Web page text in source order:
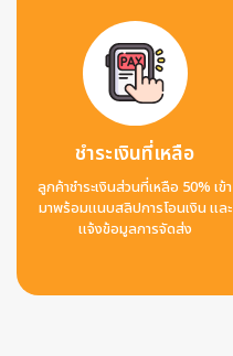
ชำระเงินที่เหลือ
ลูกค้าชำระเงินส่วนที่เหลือ 50% เข้า
มาพร้อมแนบสลิปการโอนเงิน และ
แจ้งข้อมูลการจัดส่ง